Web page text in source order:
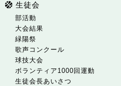
生徒会
部活動
大会結果
緑陽祭
歌声コンクール
球技大会
ボランティア1000回運動
生徒会長あいさつ